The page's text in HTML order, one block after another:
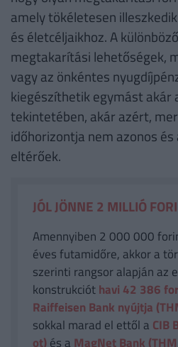
amely tökéletesen
és életcéljaikhoz. A
megtakarítási lehetőségek,
vagy az önkéntes
kiegészíthetik egymást akár
tekintetében, akár azért,
időhorizontja nem azonos
eltérőek.
JÓL JÖNNE 2 MILLIÓ
Amennyiben 2 000 000
éves futamidőre, akkor a
szerinti rangsor alapján az
konstrukcióthavi 42 386
Raiffeisen Bank nyújtja
sokkal marad el ettől a CIB
ot)és a MagNet Bank